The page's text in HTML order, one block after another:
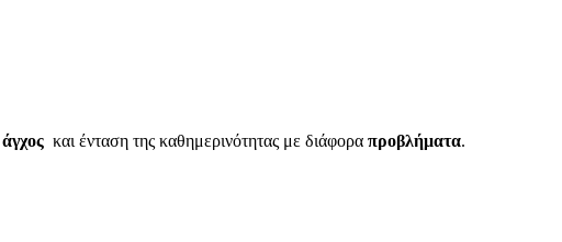
άγχος και ένταση της καθημερινότητας με διάφορα προβλήματα.